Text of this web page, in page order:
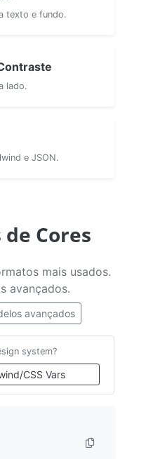
texto e fundo.
lado.
e JSON.
Cores
mais usados.
avançados.
avançados
system?
CSS Vars